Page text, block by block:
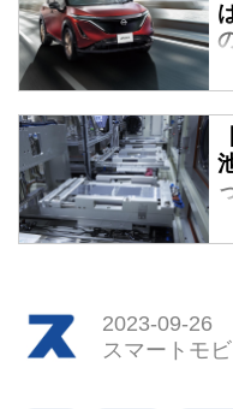
2023-09-26
スマートモ